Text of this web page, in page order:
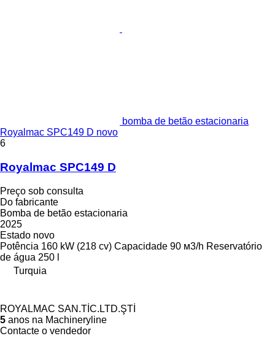
bomba de betão estacionaria
Royalmac SPC149 D novo
6
Royalmac SPC149 D
Preço sob consulta
Do fabricante
Bomba de betão estacionaria
2025
Estado novo
Potência 160 kW (218 cv) Capacidade 90 м3/h Reservatório
de água 250 l
Turquia
ROYALMAC SAN.TİC.LTD.ŞTİ
5 anos na Machineryline
Contacte o vendedor